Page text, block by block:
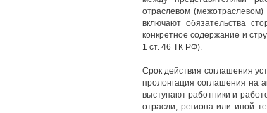
отраслевом
включают обязательства
конкретное содержание и
1 ст. 46 ТК РФ).
Срок действия соглашения
пролонгация соглашения на
выступают работники и
отрасли, региона или иной